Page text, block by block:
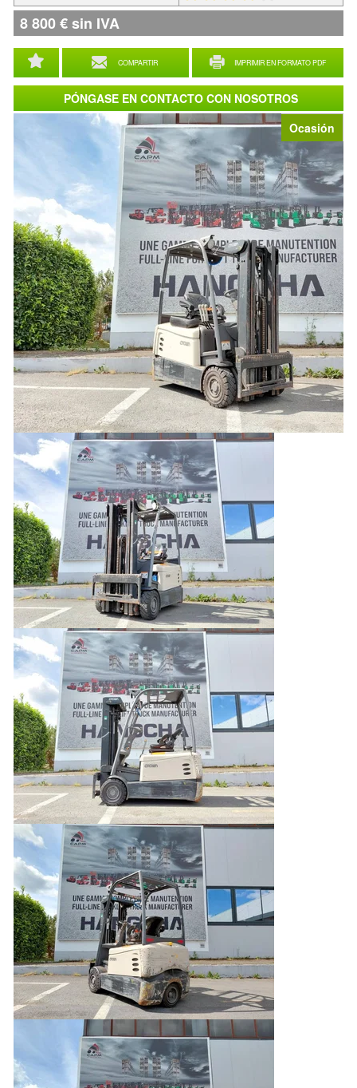
Ocasión
COMPARTIR IMPRIMIR EN FORMATO PDF
8 800€sin IVA
PÓNGASE EN CONTACTO CON NOSOTROS